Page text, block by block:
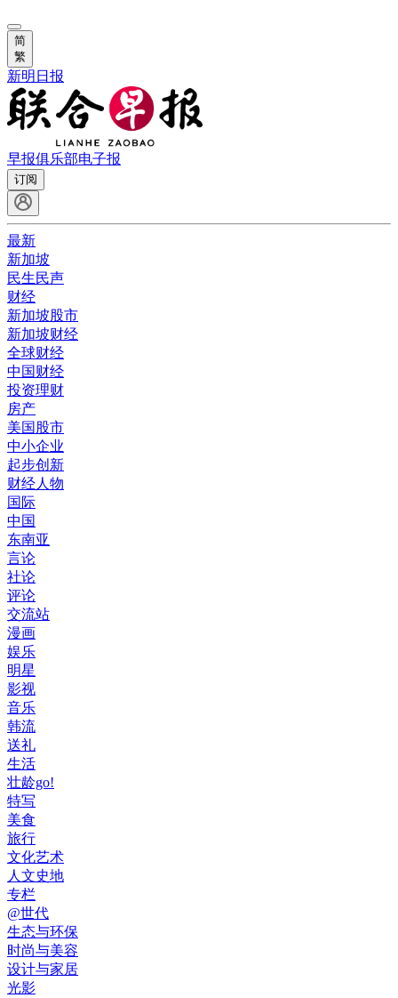
简
繁
新明日报
早报俱乐部电子报
订阅
最新
新加坡
民生民声
财经
新加坡股市
新加坡财经
全球财经
中国财经
投资理财
房产
美国股市
中小企业
起步创新
财经人物
国际
中国
东南亚
言论
社论
评论
交流站
漫画
娱乐
明星
影视
音乐
韩流
送礼
生活
壮龄go!
特写
美食
旅行
文化艺术
人文史地
专栏
@世代
生态与环保
时尚与美容
设计与家居
光影